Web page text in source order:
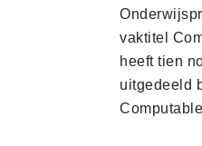
vaktitel
heeft tien
uitgedeeld